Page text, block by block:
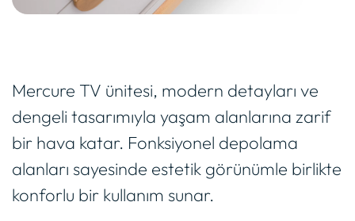
Mercure TV ünitesi, modern detayları ve
dengeli tasarımıyla yaşam alanlarına zarif
bir hava katar. Fonksiyonel depolama
alanları sayesinde estetik görünümle birlikte
konforlu bir kullanım sunar.